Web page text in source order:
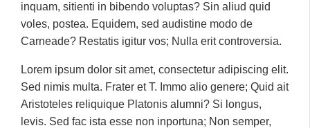
inquam, sitienti in bibendo voluptas? Sin aliud quid
voles, postea. Equidem, sed audistine modo de
Carneade? Restatis igitur vos; Nulla erit controversia.
Lorem ipsum dolor sit amet, consectetur adipiscing elit.
Sed nimis multa. Frater et T. Immo alio genere; Quid ait
Aristoteles reliquique Platonis alumni? Si longus,
levis. Sed fac ista esse non inportuna; Non semper,